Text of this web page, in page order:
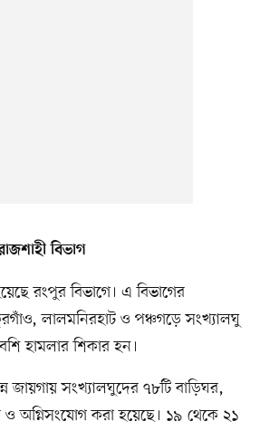
বিভাগ
রংপুর বিভাগে। এ বিভাগের
লালমনিরহাট ও পঞ্চগড়ে সংখ্যালঘু
হামলার শিকার হন।
জায়গায় সংখ্যালঘুদের ৭৮টি বাড়িঘর,
ও অগ্নিসংযোগ করা হয়েছে। ১৯ থেকে ২১